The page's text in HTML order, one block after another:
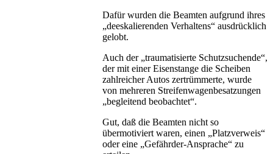
Dafür wurden die Beamten aufgrund ihres
„deeskalierenden Verhaltens“ ausdrücklich
gelobt.
Auch der „traumatisierte Schutzsuchende“,
der mit einer Eisenstange die Scheiben
zahlreicher Autos zertrümmerte, wurde
von mehreren Streifenwagenbesatzungen
„begleitend beobachtet“.
Gut, daß die Beamten nicht so
übermotiviert waren, einen „Platzverweis“
oder eine „Gefährder-Ansprache“ zu